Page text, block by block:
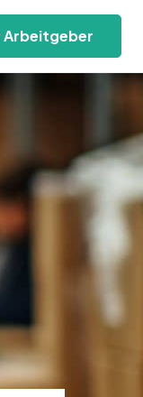
Arbeitgeber